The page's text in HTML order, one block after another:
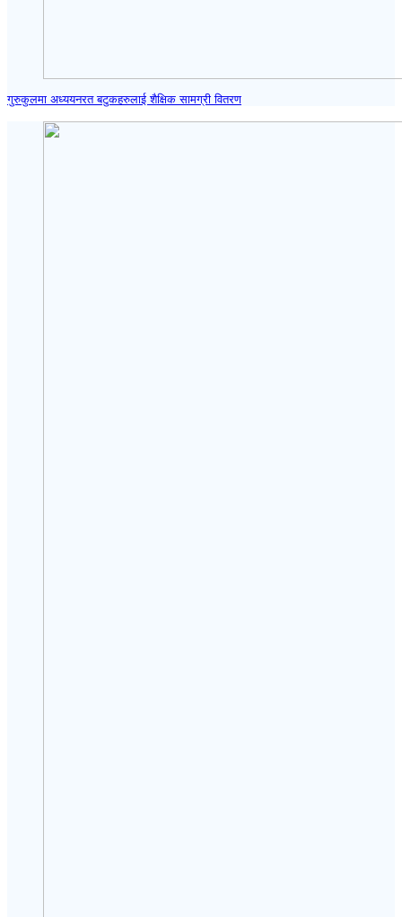
गुरुकुलमा अध्ययनरत बटुकहरुलाई शैक्षिक सामग्री वितरण